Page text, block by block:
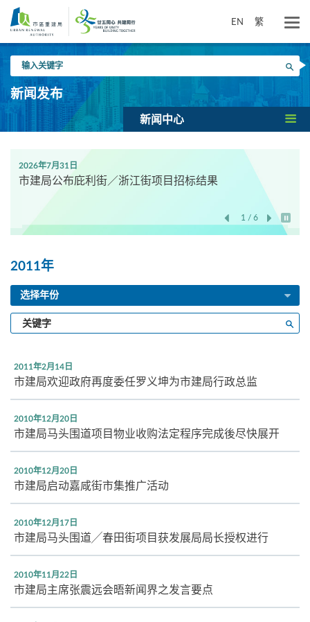
要
EN 繁
入
关
键
搜寻
新闻发布
新闻中心
2026年7月31日
市建局公布庇利街／浙江街项目招标结果
1 / 6
开始/
2011年
选择年份
输
入
键
字
2011年2月14日
市建局欢迎政府再度委任罗义坤为市建局行政总监
2010年12月20日
市建局马头围道项目物业收购法定程序完成後尽快展开
2010年12月20日
市建局启动嘉咸街市集推广活动
2010年12月17日
市建局马头围道╱春田街项目获发展局局长授权进行
2010年11月22日
市建局主席张震远会晤新闻界之发言要点